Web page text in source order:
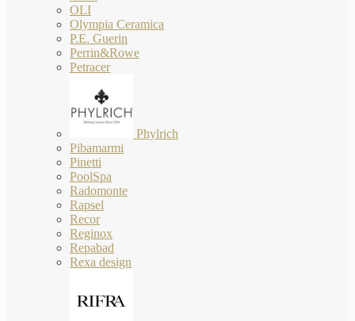
OLI
Olympia Ceramica
P.E. Guerin
Perrin&Rowe
Petracer
Phylrich
Pibamarmi
Pinetti
PoolSpa
Radomonte
Rapsel
Recor
Reginox
Repabad
Rexa design